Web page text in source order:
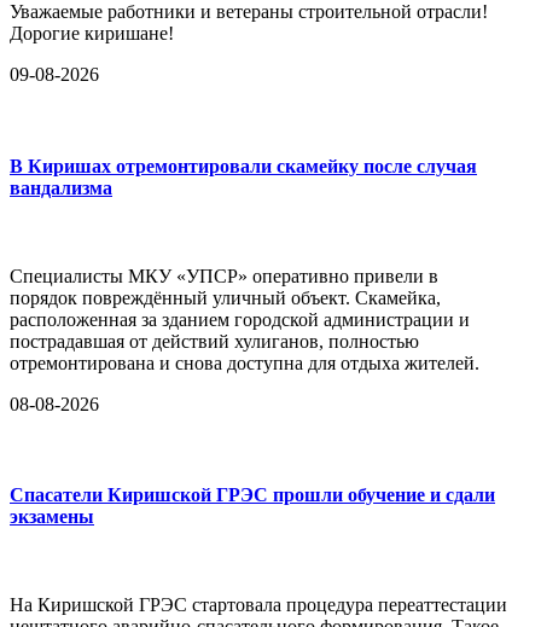
Уважаемые работники и ветераны строительной отрасли!
Дорогие киришане!
09-08-2026
В Киришах отремонтировали скамейку после случая
вандализма
Специалисты МКУ «УПСР» оперативно привели в
порядок повреждённый уличный объект. Скамейка,
расположенная за зданием городской администрации и
пострадавшая от действий хулиганов, полностью
отремонтирована и снова доступна для отдыха жителей.
08-08-2026
Спасатели Киришской ГРЭС прошли обучение и сдали
экзамены
На Киришской ГРЭС стартовала процедура переаттестации